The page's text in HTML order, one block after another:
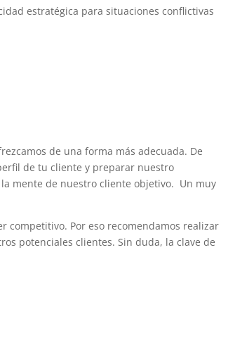
estratégica para situaciones conflictivas
de una forma más adecuada. De
de tu cliente y preparar nuestro
mente de nuestro cliente objetivo. Un muy
competitivo. Por eso recomendamos realizar
potenciales clientes. Sin duda, la clave de